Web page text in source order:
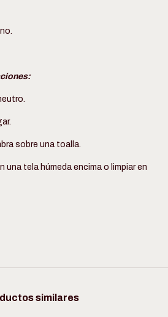
sobre una toalla.
una tela húmeda encima o limpiar en
similares